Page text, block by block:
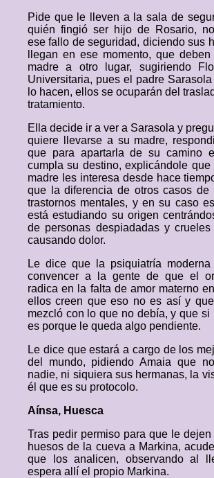
Pide que le lleven a la sala de
quién fingió ser hijo de Rosario,
ese fallo de seguridad, diciendo sus
llegan en ese momento, que
madre a otro lugar, sugiriendo
Universitaria, pues el padre
lo hacen, ellos se ocuparán del
tratamiento.
Ella decide ir a ver a Sarasola y
quiere llevarse a su madre,
que para apartarla de su camino
cumpla su destino, explicándole
madre les interesa desde hace
que la diferencia de otros casos de
trastornos mentales, y en su caso
está estudiando su origen
de personas despiadadas y crueles
causando dolor.
Le dice que la psiquiatría
convencer a la gente de que el
radica en la falta de amor materno
ellos creen que eso no es así y
mezcló con lo que no debía, y que si
es porque le queda algo pendiente.
Le dice que estará a cargo de los
del mundo, pidiendo Amaia que
nadie, ni siquiera sus hermanas, la
él que es su protocolo.
Aínsa, Huesca
Tras pedir permiso para que le
huesos de la cueva a Markina,
que los analicen, observando al
espera allí el propio Markina.